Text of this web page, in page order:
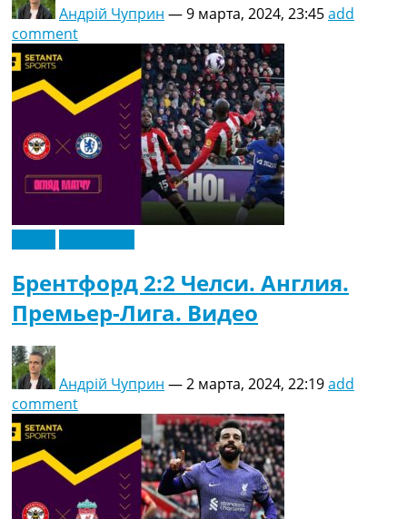
Андрій Чуприн —9 марта, 2024, 23:45add
comment
Брентфорд 2:2 Челси. Англия.
Премьер-Лига. Видео
Андрій Чуприн —2 марта, 2024, 22:19add
comment